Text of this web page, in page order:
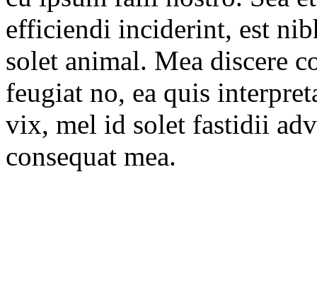
efficiendi inciderint, est
solet animal. Mea discere
feugiat no, ea quis
vix, mel id solet fastidii
consequat mea.